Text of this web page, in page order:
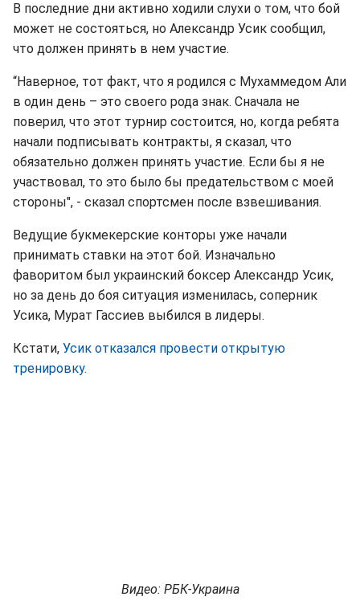
В последние дни активно ходили слухи о том, что бой
может не состояться, но Александр Усик сообщил,
что должен принять в нем участие.
“Наверное, тот факт, что я родился с Мухаммедом Али
в один день – это своего рода знак. Сначала не
поверил, что этот турнир состоится, но, когда ребята
начали подписывать контракты, я сказал, что
обязательно должен принять участие. Если бы я не
участвовал, то это было бы предательством с моей
стороны", - сказал спортсмен после взвешивания.
Ведущие букмекерские конторы уже начали
принимать ставки на этот бой. Изначально
фаворитом был украинский боксер Александр Усик,
но за день до боя ситуация изменилась, соперник
Усика, Мурат Гассиев выбился в лидеры.
Кстати, Усик отказался провести открытую
тренировку.
Видео: РБК-Украина